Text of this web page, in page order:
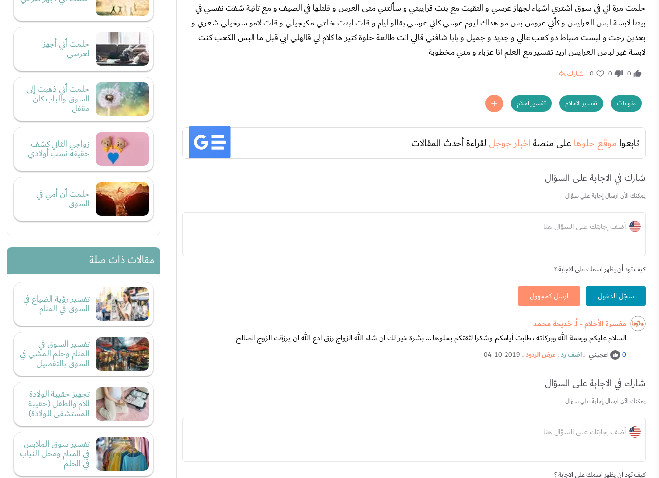
حلمت مرة اني في سوق اشتري اشياء لجهاز عرسي و التقيت مع بنت قرايبتي و سألتني متى العرس و قلتلها في الصيف و مع تانية شفت نفسي في
بيتنا لابسة لبس العرايس و كأني عروس بس مو هداك ليوم عرسي كاني عرسي بقالو ايام و قلت لبنت خالتي مكيجيلي و قلت لامو سرحيلي شعري و
بعدين رحت و لبست صباط دو كعب عالي و جديد و جميل و بابا شافني قالي انت طالعة حلوة كتير ها كلام لي قالهلي ابي قبل ما البس الكعب كنت
لابسة غير لباس العرايس اريد تفسير مع العلم انا عزباء و مني مخطوبة
0
0
0 شارك
منوعات تفسير الاحلام تفسير أحلام
تابعوا موقع حلوهاعلى منصةاخبار جوجل لقراءة أحدث المقالات
شارك في الاجابة على السؤال
يمكنك الآن ارسال إجابة علي سؤال
أضف إجابتك على السؤال هنا
كيف تود أن يظهر اسمك على الاجابة ؟
سجّل الدخول ارسل كمجهول
مفسرة الأحلام - أ. خديجة محمد
السلام عليكم ورحمة الله وبركاته ، طابت أيامكم وشكرا لثقتكم بحلوها ... بشرة خير لك ان شاء الله الزواج رزق ادع الله ان يرزقك الزوج الصالح
0 اعجبني .اضف رد.عرض الردود.
04-10-2019
شارك في الاجابة على السؤال
يمكنك الآن ارسال إجابة علي سؤال
أضف إجابتك على السؤال هنا
كيف تود أن يظهر اسمك على الاجابة ؟
حلمت أني أجهز
لعرسي
حلمت أني ذهبت إلى
السوق والباب كان
مقفل
زواجي الثاني كشف
حقيقة نسب أولادي
حلمت أن أمي في
السوق
مقالات ذات صلة
تفسير رؤية الضياع في
السوق في المنام
تفسير السوق في
المنام وحلم المشي في
السوق بالتفصيل
تجهيز حقيبة الولادة
للأم والطفل (حقيبة
المستشفى للولادة)
تفسير سوق الملابس
في المنام ومحل الثياب
في الحلم